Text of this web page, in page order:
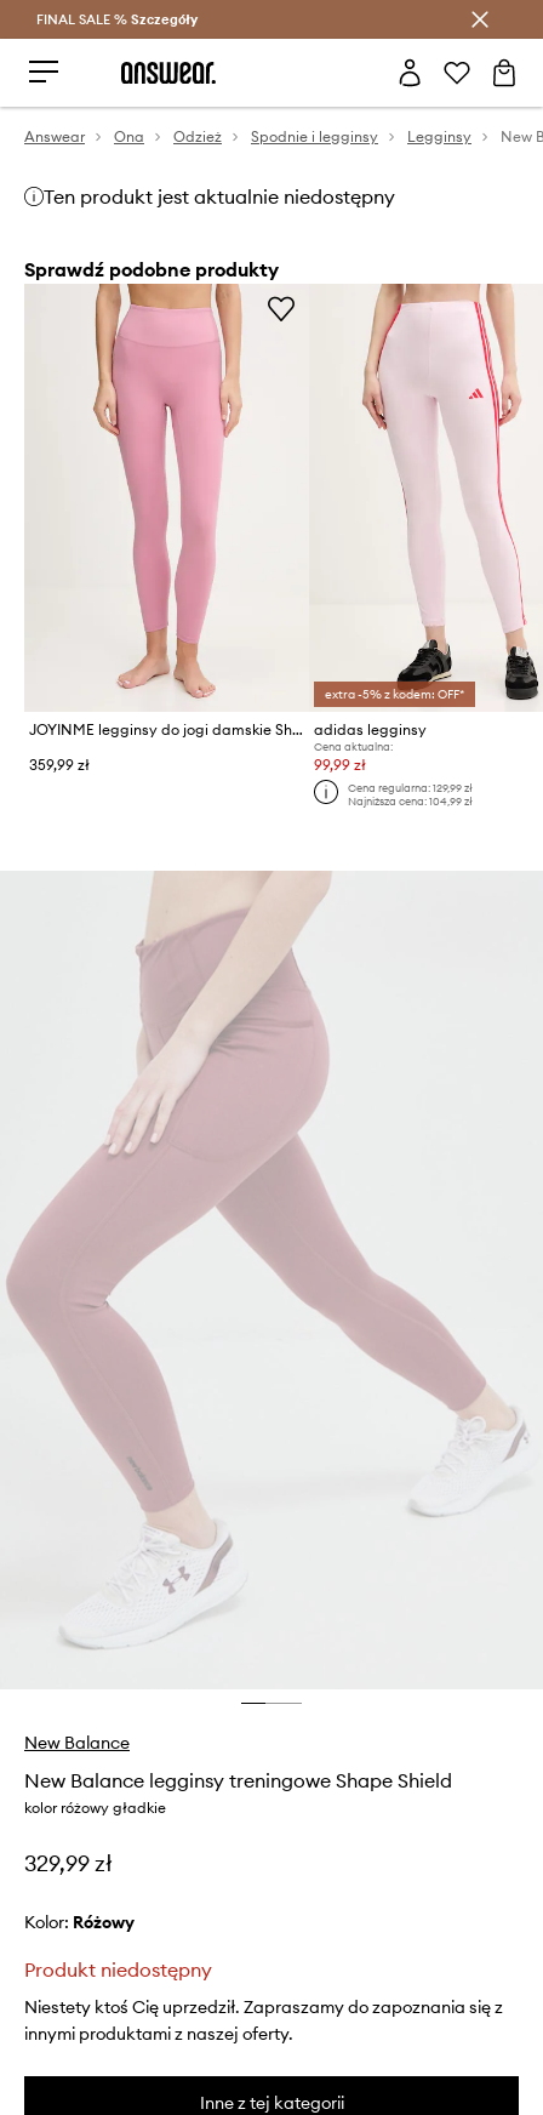
Oszczędzaj z Answear Club >
FINAL SALE % Szczegóły
Answear Ona Odzież Spodnie i legginsy Legginsy
Ten produkt jest aktualnie niedostępny
Sprawdź podobne produkty
JOYINME legginsy do jogi damskie Shape Ease
359,99 zł
extra -5% z kodem: OFF*
adidas legginsy
Cena aktualna:
99,99 zł
Cena regularna: 129,99 zł
Najniższa cena: 104,99 zł
New Balance
New Balance legginsy treningowe Shape Shield
kolor różowy gładkie
329,99 zł
Kolor: różowy
Produkt niedostępny
Niestety ktoś Cię uprzedził. Zapraszamy do zapoznania się z
innymi produktami z naszej oferty.
Inne z tej kategorii